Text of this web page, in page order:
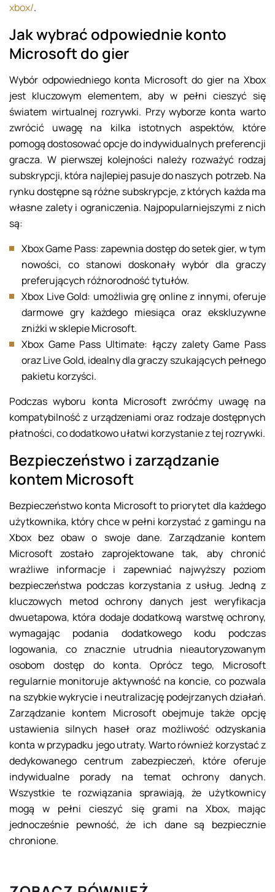
xbox/.
Jak wybrać odpowiednie konto
Microsoft do gier
Wybór odpowiedniego konta Microsoft do gier na Xbox
jest kluczowym elementem, aby w pełni cieszyć się
światem wirtualnej rozrywki. Przy wyborze konta warto
zwrócić uwagę na kilka istotnych aspektów, które
pomogą dostosować opcje do indywidualnych preferencji
gracza. W pierwszej kolejności należy rozważyć rodzaj
subskrypcji, która najlepiej pasuje do naszych potrzeb. Na
rynku dostępne są różne subskrypcje, z których każda ma
własne zalety i ograniczenia. Najpopularniejszymi z nich
są:
Xbox Game Pass: zapewnia dostęp do setek gier, w tym
nowości, co stanowi doskonały wybór dla graczy
preferujących różnorodność tytułów.
Xbox Live Gold: umożliwia grę online z innymi, oferuje
darmowe gry każdego miesiąca oraz ekskluzywne
zniżki w sklepie Microsoft.
Xbox Game Pass Ultimate: łączy zalety Game Pass
oraz Live Gold, idealny dla graczy szukających pełnego
pakietu korzyści.
Podczas wyboru konta Microsoft zwróćmy uwagę na
kompatybilność z urządzeniami oraz rodzaje dostępnych
płatności, co dodatkowo ułatwi korzystanie z tej rozrywki.
Bezpieczeństwo i zarządzanie
kontem Microsoft
Bezpieczeństwo konta Microsoft to priorytet dla każdego
użytkownika, który chce w pełni korzystać z gamingu na
Xbox bez obaw o swoje dane. Zarządzanie kontem
Microsoft zostało zaprojektowane tak, aby chronić
wrażliwe informacje i zapewniać najwyższy poziom
bezpieczeństwa podczas korzystania z usług. Jedną z
kluczowych metod ochrony danych jest weryfikacja
dwuetapowa, która dodaje dodatkową warstwę ochrony,
wymagając podania dodatkowego kodu podczas
logowania, co znacznie utrudnia nieautoryzowanym
osobom dostęp do konta. Oprócz tego, Microsoft
regularnie monitoruje aktywność na koncie, co pozwala
na szybkie wykrycie i neutralizację podejrzanych działań.
Zarządzanie kontem Microsoft obejmuje także opcję
ustawienia silnych haseł oraz możliwość odzyskania
konta w przypadku jego utraty. Warto również korzystać z
dedykowanego centrum zabezpieczeń, które oferuje
indywidualne porady na temat ochrony danych.
Wszystkie te rozwiązania sprawiają, że użytkownicy
mogą w pełni cieszyć się grami na Xbox, mając
jednocześnie pewność, że ich dane są bezpiecznie
chronione.